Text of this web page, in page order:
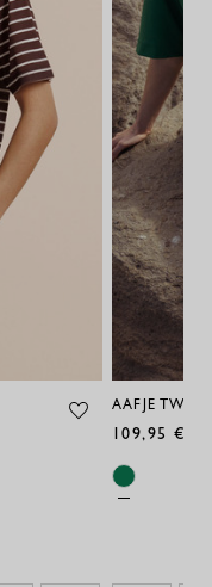
AAFJE
109,95 €